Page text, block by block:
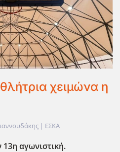
χειμώνα η
| ΕΣΚΑ
13η αγωνιστική.